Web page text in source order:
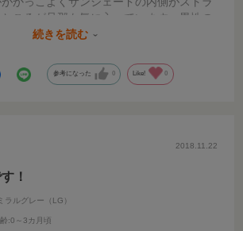
ところが旦那も気に入っています。男性の
に使える所が良いです。ただエッグショッ
を掴めばあっという間にたためて便利で
続けてもう腕が限界、というときにこち
使用したつもりが室内でも大活躍でし
も安心して出かけられそうです。活躍し
じものか新商品を購入しようか迷ってい
続きを読む
参考になった 0 Like! 0
2018.11.22
！
ラルグレー（LG）
:0～3カ月頃